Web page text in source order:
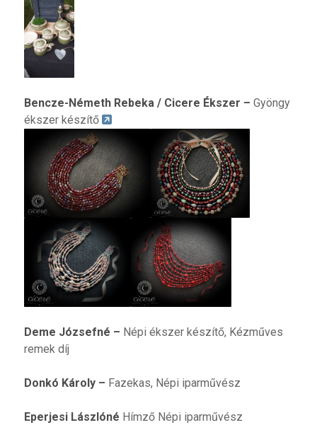
Bencze-Németh Rebeka / Cicere Ékszer – Gyöngy
ékszer készítő
Deme Józsefné – Népi ékszer készítő, Kézműves
remek díj
Donkó Károly – Fazekas, Népi iparművész
Eperjesi Lászlóné Hímző Népi iparművész